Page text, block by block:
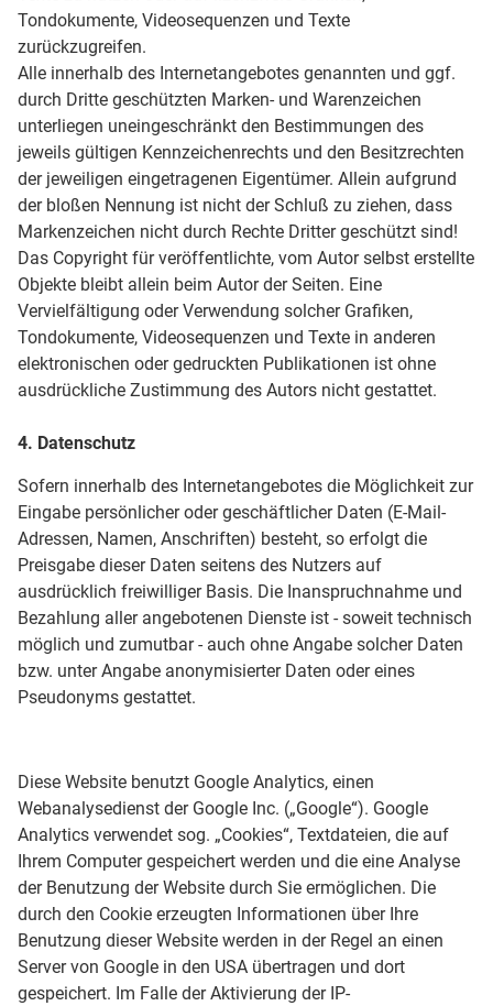
Tondokumente, Videosequenzen und Texte
zurückzugreifen.
Alle innerhalb des Internetangebotes genannten und ggf.
durch Dritte geschützten Marken- und Warenzeichen
unterliegen uneingeschränkt den Bestimmungen des
jeweils gültigen Kennzeichenrechts und den Besitzrechten
der jeweiligen eingetragenen Eigentümer. Allein aufgrund
der bloßen Nennung ist nicht der Schluß zu ziehen, dass
Markenzeichen nicht durch Rechte Dritter geschützt sind!
Das Copyright für veröffentlichte, vom Autor selbst erstellte
Objekte bleibt allein beim Autor der Seiten. Eine
Vervielfältigung oder Verwendung solcher Grafiken,
Tondokumente, Videosequenzen und Texte in anderen
elektronischen oder gedruckten Publikationen ist ohne
ausdrückliche Zustimmung des Autors nicht gestattet.
4. Datenschutz
Sofern innerhalb des Internetangebotes die Möglichkeit zur
Eingabe persönlicher oder geschäftlicher Daten (E-Mail-
Adressen, Namen, Anschriften) besteht, so erfolgt die
Preisgabe dieser Daten seitens des Nutzers auf
ausdrücklich freiwilliger Basis. Die Inanspruchnahme und
Bezahlung aller angebotenen Dienste ist - soweit technisch
möglich und zumutbar - auch ohne Angabe solcher Daten
bzw. unter Angabe anonymisierter Daten oder eines
Pseudonyms gestattet.
Diese Website benutzt Google Analytics, einen
Webanalysedienst der Google Inc. („Google“). Google
Analytics verwendet sog. „Cookies“, Textdateien, die auf
Ihrem Computer gespeichert werden und die eine Analyse
der Benutzung der Website durch Sie ermöglichen. Die
durch den Cookie erzeugten Informationen über Ihre
Benutzung dieser Website werden in der Regel an einen
Server von Google in den USA übertragen und dort
gespeichert. Im Falle der Aktivierung der IP-